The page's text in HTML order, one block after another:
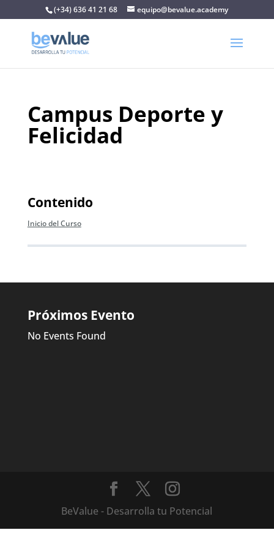
(+34) 636 41 21 68 equipo@bevalue.academy
Campus Deporte y
Felicidad
Contenido
Inicio del Curso
Próximos Evento
No Events Found
BeValue - Desarrolla tu Potencial